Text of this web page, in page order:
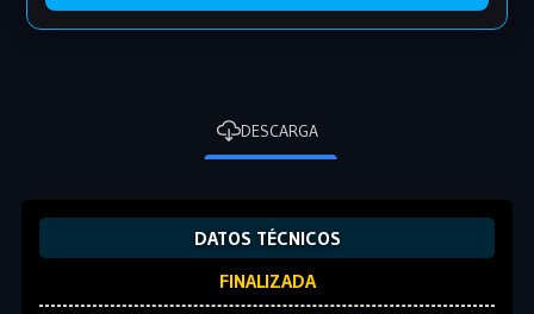
DESCARGA
DATOS TÉCNICOS
FINALIZADA